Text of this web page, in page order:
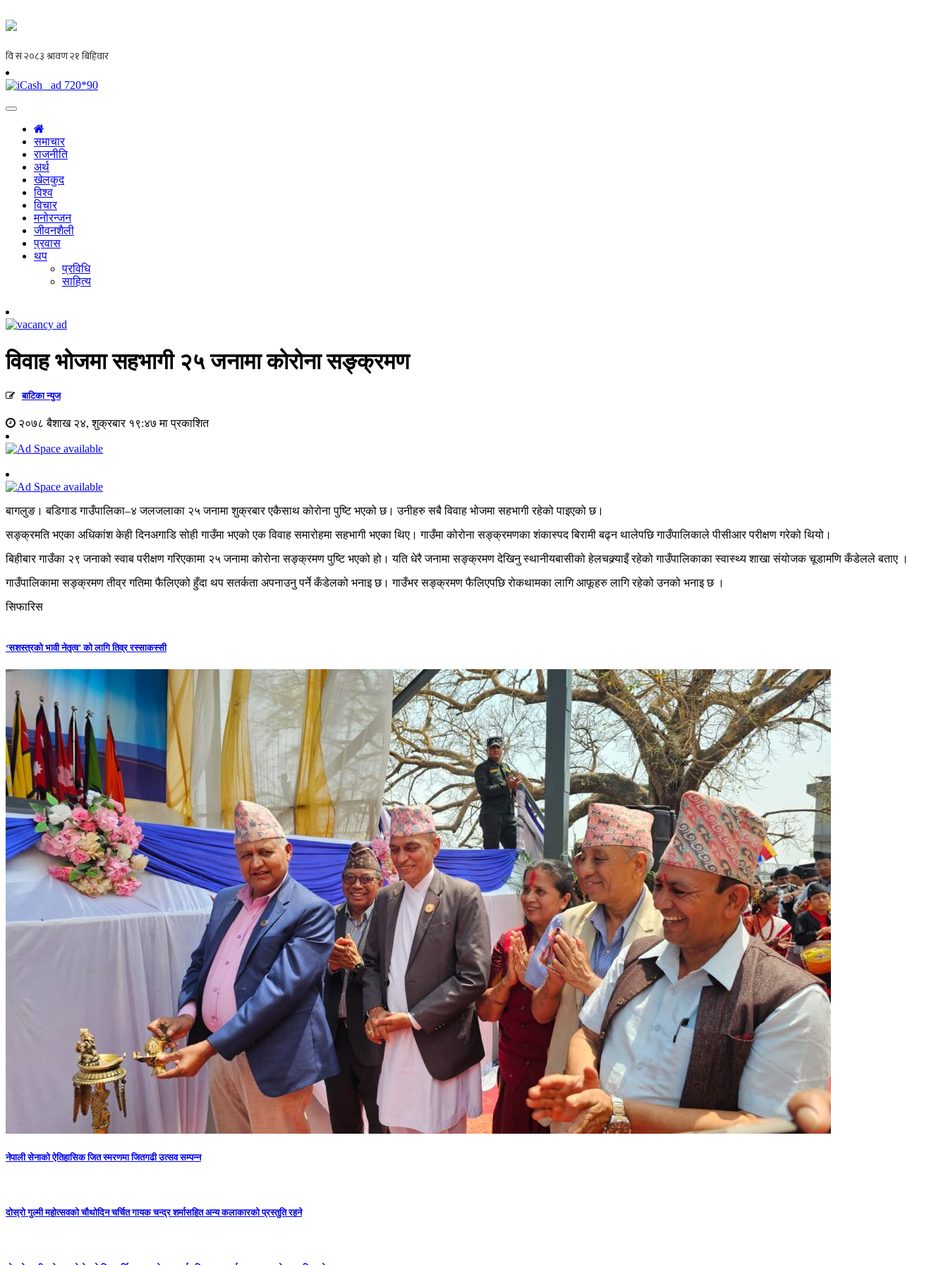
समाचार
राजनीति
अर्थ
खेलकुद
विश्व
विचार
मनोरन्जन
जीवनशैली
प्रवास
थप
प्रविधि
साहित्य
विवाह भोजमा सहभागी २५ जनामा कोरोना सङ्क्रमण
बाटिका न्युज
२०७८ बैशाख २४, शुक्रबार १९:४७ मा प्रकाशित
बागलुङ। बडिगाड गाउँपालिका–४ जलजलाका २५ जनामा शुक्रबार एकैसाथ कोरोना पुष्टि भएको छ। उनीहरु सबै विवाह भोजमा सहभागी रहेको पाइएको छ।
सङ्क्रमति भएका अधिकांश केही दिनअगाडि सोही गाउँमा भएको एक विवाह समारोहमा सहभागी भएका थिए। गाउँमा कोरोना सङ्क्रमणका शंकास्पद बिरामी बढ्न थालेपछि गाउँपालिकाले पीसीआर परीक्षण गरेको थियो।
बिहीबार गाउँका २९ जनाको स्वाब परीक्षण गरिएकामा २५ जनामा कोरोना सङ्क्रमण पुष्टि भएको हो। यति धेरै जनामा सङ्क्रमण देखिनु स्थानीयबासीको हेलचक्र्याइँ रहेको गाउँपालिकाका स्वास्थ्य शाखा संयोजक चूडामणि कँडेलले बताए ।
गाउँपालिकामा सङ्क्रमण तीव्र गतिमा फैलिएको हुँदा थप सतर्कता अपनाउनु पर्ने कँडेलको भनाइ छ। गाउँभर सङ्क्रमण फैलिएपछि रोकथामका लागि आफूहरु लागि रहेको उनको भनाइ छ ।
सिफारिस
‘सशस्त्रको भावी नेतृत्व’ को लागि तिव्र रस्साकस्सी
नेपाली सेनाको ऐतिहासिक जित स्मरणमा जितगढी उत्सव सम्पन्न
दोस्रो गुल्मी महोत्सवको चौथोदिन चर्चित गायक चन्द्र शर्मासहित अन्य कलाकारको प्रस्तुति रहने